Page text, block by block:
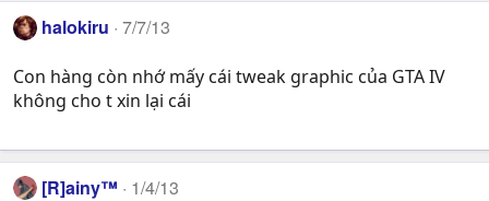
halokiru 7/7/13
Con hàng còn nhớ mấy cái tweak graphic của GTA IV
không cho t xin lại cái
[R]ainy™ 1/4/13